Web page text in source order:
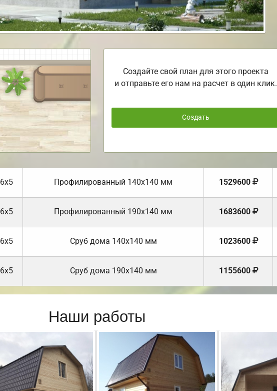
Создайте свой план для этого проекта
и отправьте его нам на расчет в один клик.
Создать
6х5 Профилированный 140х140 мм 1529600
6х5 Профилированный 190х140 мм 1683600
6х5 Cруб дома 140х140 мм 1023600
6х5 Cруб дома 190х140 мм 1155600
Наши работы